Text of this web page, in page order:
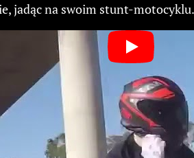
jadąc na swoim stunt-